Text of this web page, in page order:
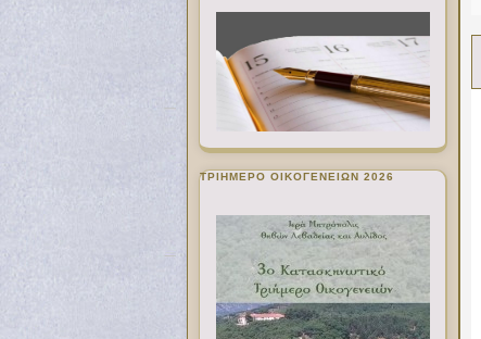
ΤΡΙΗΜΕΡΟ ΟΙΚΟΓΕΝΕΙΩΝ 2026